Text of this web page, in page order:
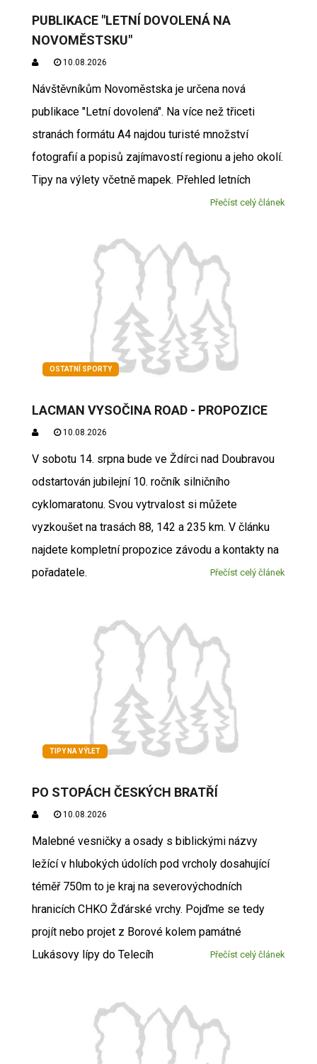
PUBLIKACE "LETNÍ DOVOLENÁ NA
NOVOMĚSTSKU"
10.08.2026
Návštěvníkům Novoměstska je určena nová
publikace "Letní dovolená". Na více než třiceti
stranách formátu A4 najdou turisté množství
fotografií a popisů zajímavostí regionu a jeho okolí.
Tipy na výlety včetně mapek. Přehled letních
Přečíst celý článek
OSTATNÍ SPORTY
LACMAN VYSOČINA ROAD - PROPOZICE
10.08.2026
V sobotu 14. srpna bude ve Ždírci nad Doubravou
odstartován jubilejní 10. ročník silničního
cyklomaratonu. Svou vytrvalost si můžete
vyzkoušet na trasách 88, 142 a 235 km. V článku
najdete kompletní propozice závodu a kontakty na
pořadatele.
Přečíst celý článek
TIPY NA VÝLET
PO STOPÁCH ČESKÝCH BRATŘÍ
10.08.2026
Malebné vesničky a osady s biblickými názvy
ležící v hlubokých údolích pod vrcholy dosahující
téměř 750m to je kraj na severovýchodních
hranicích CHKO Žďárské vrchy. Pojďme se tedy
projít nebo projet z Borové kolem památné
Lukásovy lípy do Telecíh
Přečíst celý článek